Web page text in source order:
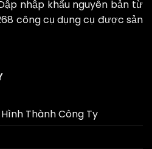
nhập khẩu nguyên bản từ
công cụ dụng cụ được sản
Thành Công Ty